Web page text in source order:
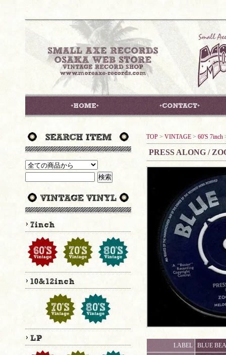
TOP > VINTAGE > 60'S 7inch
PRESS ALONG /
LABEL
BLUE